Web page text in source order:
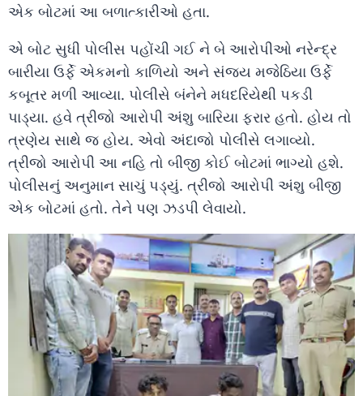
એક બોટમાં આ બળાત્કારીઓ હતા.
એ બોટ સુધી પોલીસ પહોંચી ગઈ ને બે આરોપીઓ નરેન્દ્ર
બારીયા ઉર્ફે એકમનો કાળિયો અને સંજય મજેઠિયા ઉર્ફે
કબૂતર મળી આવ્યા. પોલીસે બંનેને મધદરિયેથી પકડી
પાડ્યા. હવે ત્રીજો આરોપી અંશુ બારિયા ફરાર હતો. હોય તો
ત્રણેય સાથે જ હોય. એવો અંદાજો પોલીસે લગાવ્યો.
ત્રીજો આરોપી આ નહિ તો બીજી કોઈ બોટમાં ભાગ્યો હશે.
પોલીસનું અનુમાન સાચું પડ્યું. ત્રીજો આરોપી અંશુ બીજી
એક બોટમાં હતો. તેને પણ ઝડપી લેવાયો.